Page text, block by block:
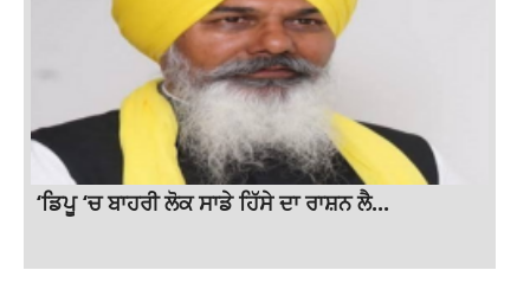
‘ਡਿਪੂ ‘ਚ ਬਾਹਰੀ ਲੋਕ ਸਾਡੇ ਹਿੱਸੇ ਦਾ ਰਾਸ਼ਨ ਲੈ...